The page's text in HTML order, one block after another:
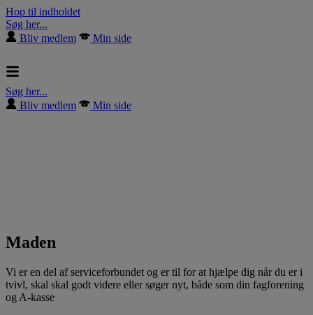
Hop til indholdet
Søg her...
Bliv medlem
Min side
Søg her...
Bliv medlem
Min side
Maden
Vi er en del af serviceforbundet og er til for at hjælpe dig når du er i
tvivl, skal skal godt videre eller søger nyt, både som din fagforening
og A-kasse